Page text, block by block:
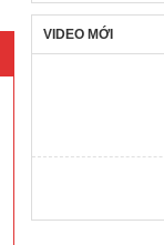
VIDEO MỚI